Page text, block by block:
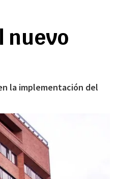
nuevo
la implementación del